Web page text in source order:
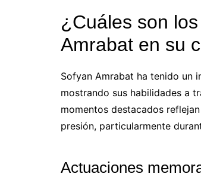
¿Cuáles son
Amrabat en su
Sofyan Amrabat ha tenido un
mostrando sus habilidades a
momentos destacados
presión, particularmente
Actuaciones